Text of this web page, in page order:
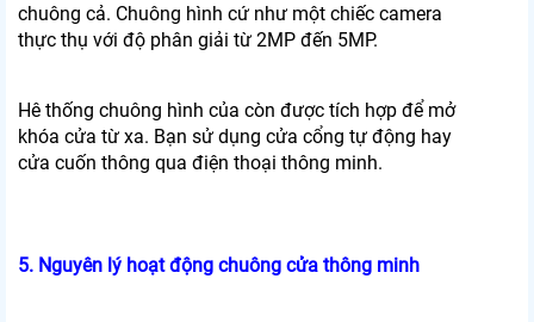
chuông cả. Chuông hình cứ như một chiếc camera
thực thụ với độ phân giải từ 2MP đến 5MP.
Hê thống chuông hình của còn được tích hợp để mở
khóa cửa từ xa. Bạn sử dụng cửa cổng tự động hay
cửa cuốn thông qua điện thoại thông minh.
5. Nguyên lý hoạt động chuông cửa thông minh